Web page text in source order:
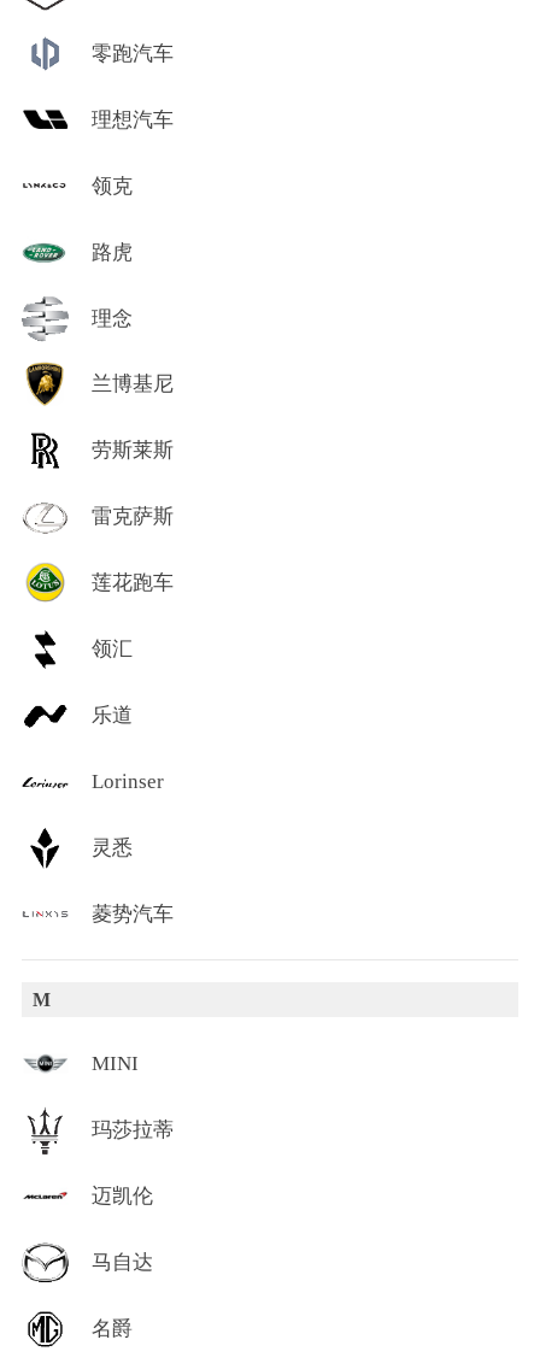
零跑汽车
理想汽车
领克
路虎
理念
兰博基尼
劳斯莱斯
雷克萨斯
莲花跑车
领汇
乐道
Lorinser
灵悉
菱势汽车
M
MINI
玛莎拉蒂
迈凯伦
马自达
名爵